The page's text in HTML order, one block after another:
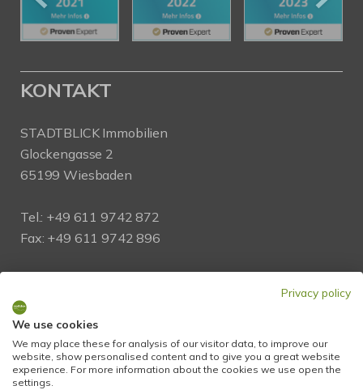
KONTAKT
STADTBLICK Immobilien
Glockengasse 2
65199 Wiesbaden
Tel.: +49 611 9742 872
Fax: +49 611 9742 896
Web:
PROFIL
Privacy policy
We use cookies
We may place these for analysis of our visitor data, to improve our
website, show personalised content and to give you a great website
experience. For more information about the cookies we use open the
settings.